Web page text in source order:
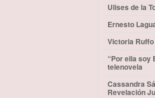
Ulises de la
Ernesto
Victoria
“Por ella soy
telenovela
Cassandra
Revelación